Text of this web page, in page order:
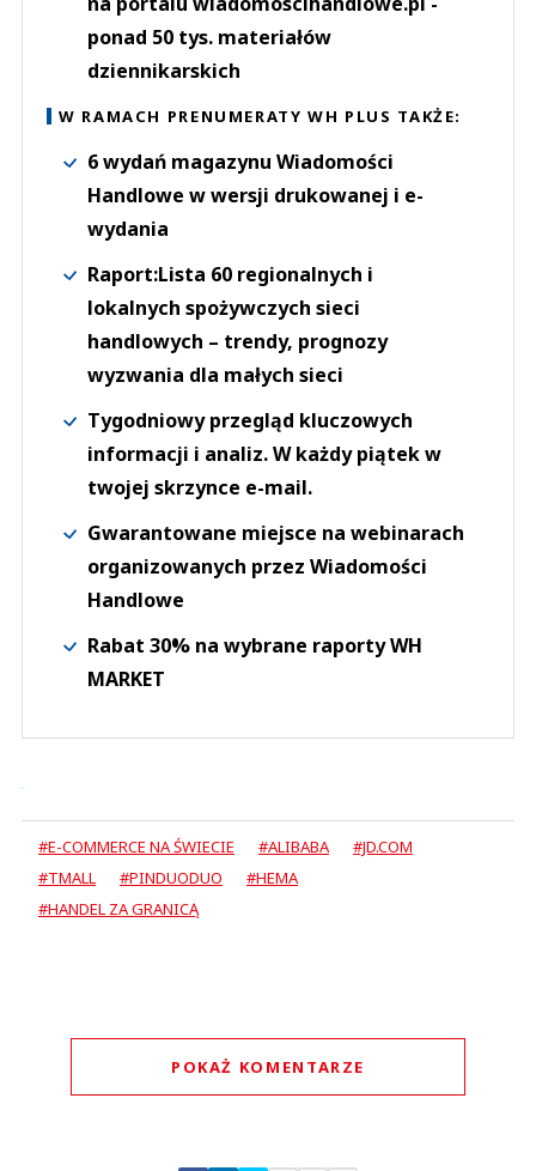
ponad 50 tys. materiałów
dziennikarskich
W RAMACH PRENUMERATY WH PLUS TAKŻE:
6 wydań magazynu Wiadomości
Handlowe w wersji drukowanej i e-
wydania
Raport:Lista 60 regionalnych i
lokalnych spożywczych sieci
handlowych – trendy, prognozy
wyzwania dla małych sieci
Tygodniowy przegląd kluczowych
informacji i analiz. W każdy piątek w
twojej skrzynce e-mail.
Gwarantowane miejsce na webinarach
organizowanych przez Wiadomości
Handlowe
Rabat 30% na wybrane raporty WH
MARKET
#E-COMMERCE NA ŚWIECIE #ALIBABA
#JD.COM
#TMALL
#PINDUODUO
#HEMA
#HANDEL ZA GRANICĄ
POKAŻ KOMENTARZE